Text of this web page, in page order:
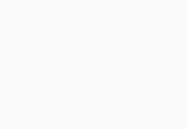
کیش هم در فاصله چند قدمی از این هتل